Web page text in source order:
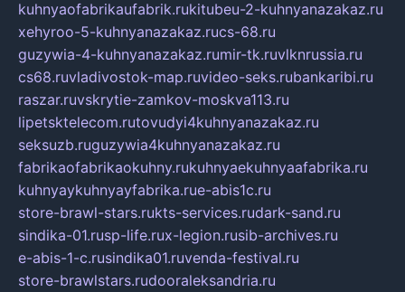
kuhnyaofabrikaufabrik.rukitubeu-2-kuhnyanazakaz.ru
xehyroo-5-kuhnyanazakaz.rucs-68.ru
guzywia-4-kuhnyanazakaz.rumir-tk.ruvlknrussia.ru
cs68.ruvladivostok-map.ruvideo-seks.rubankaribi.ru
raszar.ruvskrytie-zamkov-moskva113.ru
lipetsktelecom.rutovudyi4kuhnyanazakaz.ru
seksuzb.ruguzywia4kuhnyanazakaz.ru
fabrikaofabrikaokuhny.rukuhnyaekuhnyaafabrika.ru
kuhnyaykuhnyayfabrika.rue-abis1c.ru
store-brawl-stars.rukts-services.rudark-sand.ru
sindika-01.rusp-life.rux-legion.rusib-archives.ru
e-abis-1-c.rusindika01.ruvenda-festival.ru
store-brawlstars.rudooraleksandria.ru